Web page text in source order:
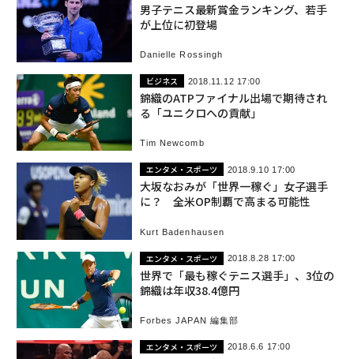
男子テニス最新賞金ランキング、若手
が上位に初登場
Danielle Rossingh
ビジネス 2018.11.12 17:00
錦織のATPファイナル出場で期待され
る「ユニクロへの貢献」
Tim Newcomb
エンタメ・スポーツ 2018.9.10 17:00
大坂なおみが「世界一稼ぐ」女子選手
に？ 全米OP制覇で高まる可能性
Kurt Badenhausen
エンタメ・スポーツ 2018.8.28 17:00
世界で「最も稼ぐテニス選手」、3位の
錦織は年収38.4億円
Forbes JAPAN 編集部
エンタメ・スポーツ 2018.6.6 17:00